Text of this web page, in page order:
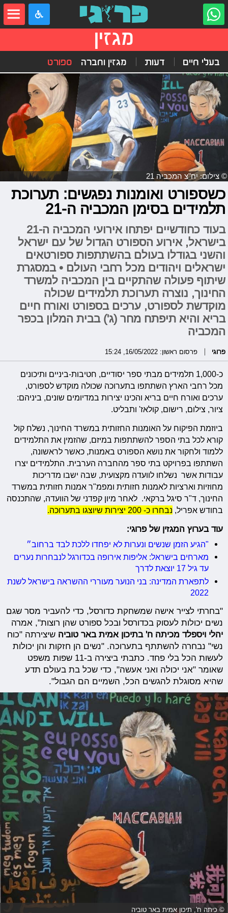
מגזין
בעלי חיים דעות מגזין וחברה ספורט
© צילום: יח"צ המכביה 21
כשספורט ואומנות נפגשים: תערוכת
תלמידים בסימן המכביה ה-21
בעוד כחודשיים יפתחו אירועי המכביה ה-21
בישראל, אירוע הספורט הגדול של עם ישראל
והשני בגודלו בעולם בהשתתפות ספורטאים
ישראלים ויהודים מכל רחבי העולם • במסגרת
שיתוף פעולה שהתקיים בין המכביה למשרד
החינוך, נוצרה תערוכת תלמידים שכולה
מוקדשת לספורט, ערכים בספורט ואורח חיים
בריא והיא תיפתח מחר (ג') בבית המלון בכפר
המכביה
פרוגי פרסום ראשון: 16/05/2022, 15:24
כ-1,000 תלמידים מבתי ספר יסודיים, חטיבות-ביניים ותיכונים
מכל רחבי הארץ השתתפו בתערוכה שכולה מוקדש לספורט,
ערכים ואורח חיים בריא והכינו יצירות במדיומים שונים, ביניהם:
ציור, צילום, רישום, קולאז' ותבליט.
ביוזמת הפיקוח על האומנות החזותית במשרד החינוך, נשלח קול
קורא לכל בתי הספר להשתתפות במיזם, שהזמין את התלמידים
ללמוד ולחקור את נושא הספורט באמנות, כאשר לראשונה,
השתתפו בפרויקט בתי ספר מהחברה הערבית. התלמידים יצרו
עבודות אשר נשלחו לוועדה מקצועית, שבה ישבו מדריכות
מחוזיות וארציות לאמנות חזותית ומפמ"ר אמנות חזותית במשרד
החינוך, ד"ר סיגל ברקאי. לאחר מיון קפדני של הוועדה, שהתכנסה
בחודש אפריל, נבחרו כ- 200 יצירות שיוצגו בתערוכה.
עוד בערוץ המגזין של פרוגי:
"הגיע הזמן שנשים ונערות לא יפחדו ללכת לבד ברחוב״
מארחים בישראל: אליפות אירופה בכדורגל לנבחרות נערים
עד גיל 17 יוצאת לדרך
לתפארת המדינה: בני הנוער מעוררי ההשראה בישראל לשנת
2022
"בחרתי לצייר אישה שמשחקת כדורסל, כדי להעביר מסר שגם
נשים יכולות לעסוק בכדורסל ובכל ספורט שהן רוצות", אמרה
יהלי ויספלד מכיתה ח' בתיכון אמית באר טוביה שיצירתה "כוח
נשי" נבחרה להשתתף בתערוכה. "נשים הן חזקות והן יכולות
לעשות הכל בלי פחד. כתבתי ביצירה ב-11 שפות משפט
שאומר "אני יכולה ואני אעשה", כדי שכל בת בעולם תדע
שהיא מסוגלת להגשים הכל, השמיים הם הגבול".
© כיתה ח', תיכון אמית באר טוביה